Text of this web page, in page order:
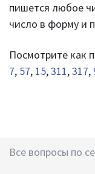
пишется любое
число в форму и
Посмотрите как
7, 57, 15,311,317,
Все вопросы по